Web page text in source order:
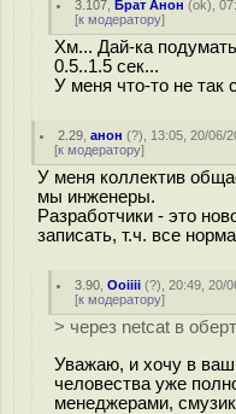
3.107 ,Брат Анон (ok),
[к модератору]
Хм... Дай-ка
0.5..1.5 сек...
У меня что-то не так
2.29 ,анон (?), 13:05, 20/06/
[к модератору]
У меня коллектив
мы инженеры.
Разработчики - это
записать, т.ч. все
3.90 ,Ooiiii (?), 20:49, 20/
[к модератору]
> через netcat в
Уважаю, и хочу в ваш
человества уже
менеджерами,